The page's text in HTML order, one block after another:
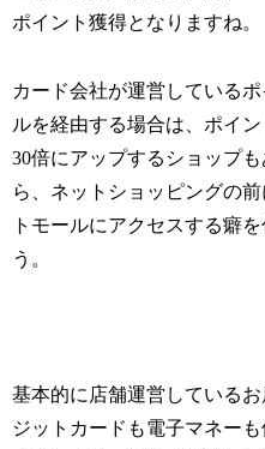
ポイント獲得となりますね。
カード会社が運営している
ルを経由する場合は、ポイ
30倍にアップするショップ
ら、ネットショッピングの
トモールにアクセスする癖
う。
基本的に店舗運営しているお
ジットカードも電子マネーも